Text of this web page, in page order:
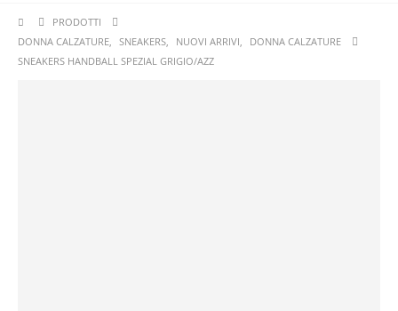
PRODOTTI
DONNA CALZATURE, SNEAKERS, NUOVI ARRIVI,
DONNA CALZATURE
SNEAKERS HANDBALL SPEZIAL GRIGIO/AZZ